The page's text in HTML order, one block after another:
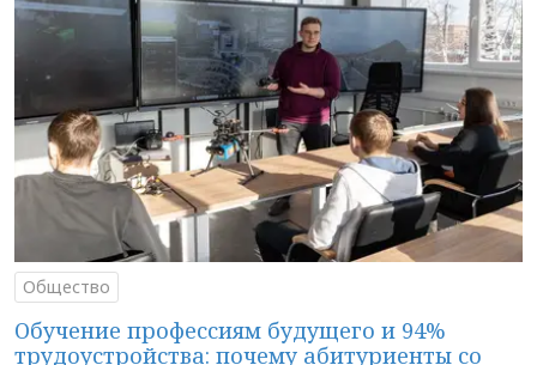
Общество
Обучение профессиям будущего и 94%
трудоустройства: почему абитуриенты со